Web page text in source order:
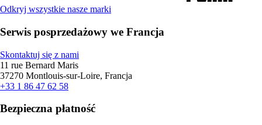
Odkryj wszystkie nasze marki
Serwis posprzedażowy we Francja
Skontaktuj się z nami
11 rue Bernard Maris
37270 Montlouis-sur-Loire, Francja
+33 1 86 47 62 58
Bezpieczna płatność